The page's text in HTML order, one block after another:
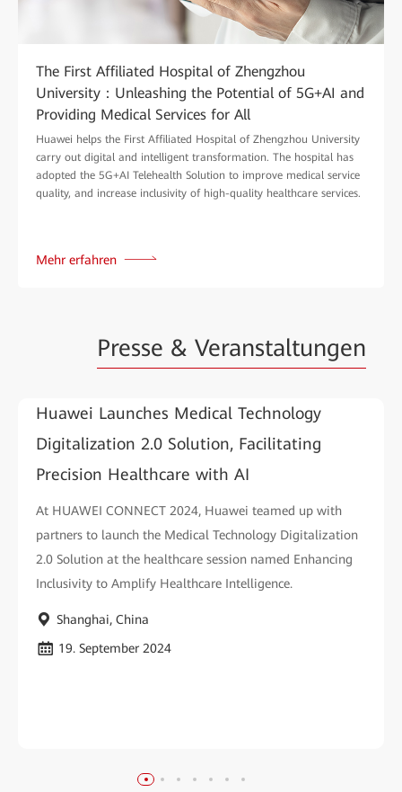
The First Affiliated Hospital of Zhengzhou
University：Unleashing the Potential of 5G+AI and
Providing Medical Services for All
Huawei helps the First Affiliated Hospital of Zhengzhou University
carry out digital and intelligent transformation. The hospital has
adopted the 5G+AI Telehealth Solution to improve medical service
quality, and increase inclusivity of high-quality healthcare services.
Mehr erfahren
Presse & Veranstaltungen
Huawei Launches Medical Technology
Digitalization 2.0 Solution, Facilitating
Precision Healthcare with AI
At HUAWEI CONNECT 2024, Huawei teamed up with
partners to launch the Medical Technology Digitalization
2.0 Solution at the healthcare session named Enhancing
Inclusivity to Amplify Healthcare Intelligence.
Shanghai, China
19. September 2024